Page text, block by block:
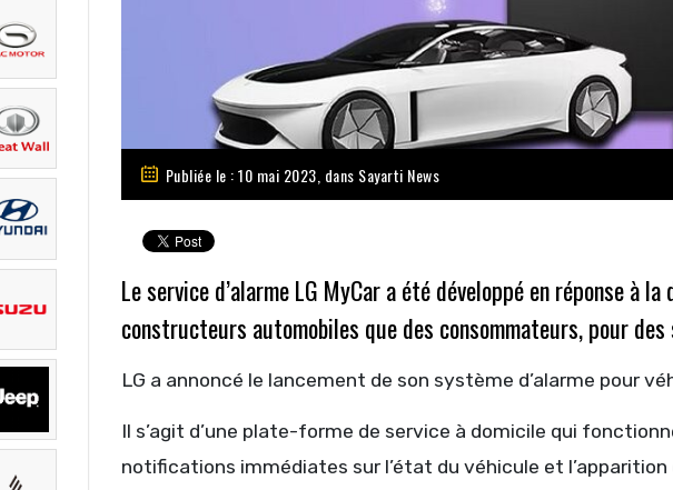
Publiée le : 10 mai 2023, dans Sayarti News
Le service d’alarme LG MyCar a été développé en réponse à
constructeurs automobiles que des consommateurs, pour
LG a annoncé le lancement de son système d’alarme pour
Il s’agit d’une plate-forme de service à domicile qui
notifications immédiates sur l’état du véhicule et